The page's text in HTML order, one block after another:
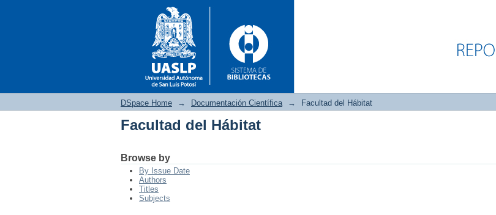
DSpace Home → Documentación Científica → Facultad del Hábitat
Facultad del Hábitat
Browse by
By Issue Date
Authors
Titles
Subjects